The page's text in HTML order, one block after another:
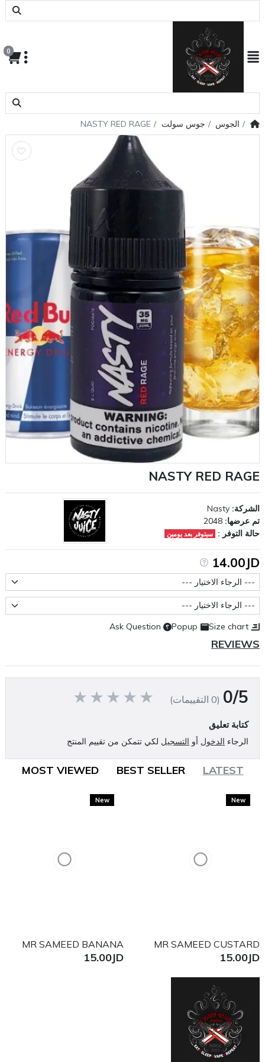
0
الجوس جوس سولت NASTY RED RAGE
NASTY RED RAGE
الشركة: Nasty
تم عرضها: 2048
حالة التوفر :
سيتوفر بعد يومين
14.00JD
حجم العبوة
عيار النيكوتين
Size chart
Popup
Ask Question
REVIEWS
0/5 (0 التقييمات)
كتابة تعليق
الرجاء الدخول أو التسجيل لكي تتمكن من تقييم المنتج
LATEST
BEST SELLER
MOST VIEWED
New
MR SAMEED CUSTARD
15.00JD
New
MR SAMEED BANANA
15.00JD